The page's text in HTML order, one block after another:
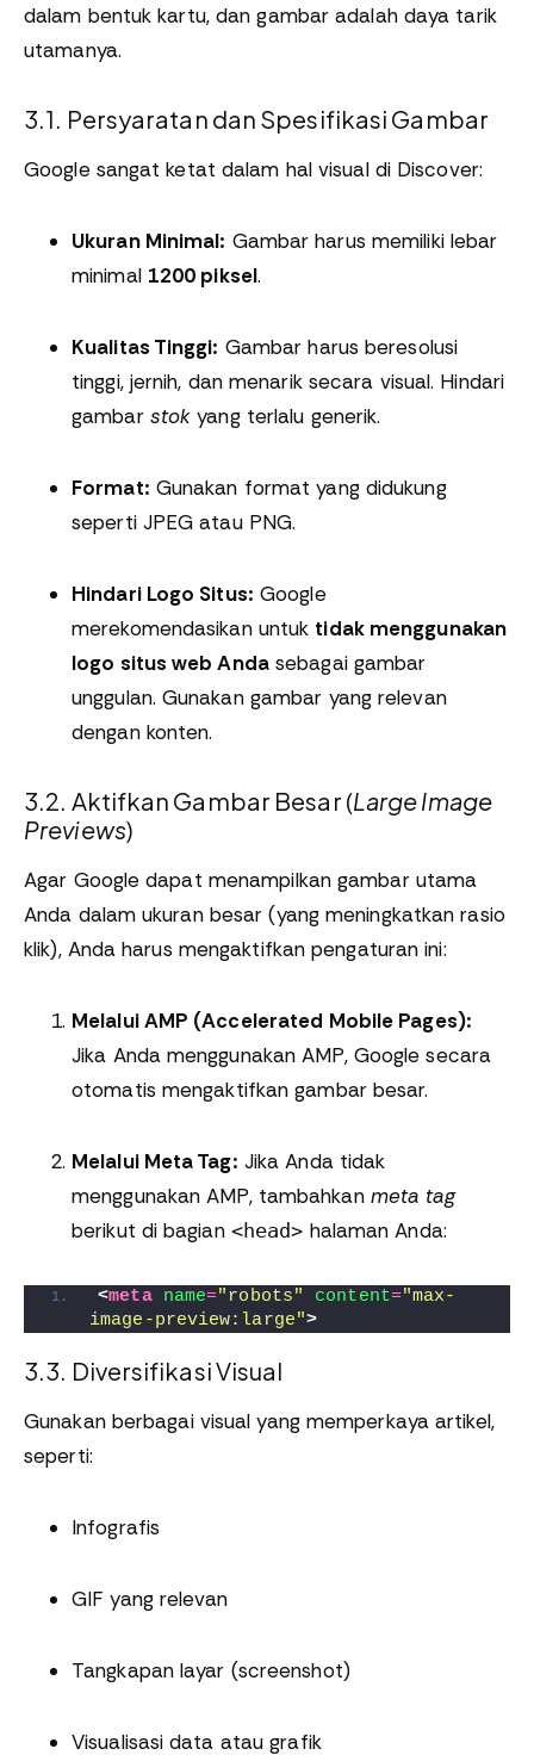
dalam bentuk kartu, dan gambar adalah daya tarik
utamanya.
3.1. Persyaratan dan Spesifikasi Gambar
Google sangat ketat dalam hal visual di Discover:
Ukuran Minimal: Gambar harus memiliki lebar
minimal 1200 piksel.
Kualitas Tinggi: Gambar harus beresolusi
tinggi, jernih, dan menarik secara visual. Hindari
gambar stok yang terlalu generik.
Format: Gunakan format yang didukung
seperti JPEG atau PNG.
Hindari Logo Situs: Google
merekomendasikan untuk tidak menggunakan
logo situs web Andasebagai gambar
unggulan. Gunakan gambar yang relevan
dengan konten.
3.2. Aktifkan Gambar Besar (Large Image
Previews)
Agar Google dapat menampilkan gambar utama
Anda dalam ukuran besar (yang meningkatkan rasio
klik), Anda harus mengaktifkan pengaturan ini:
Melalui AMP (Accelerated Mobile Pages):
Jika Anda menggunakan AMP, Google secara
otomatis mengaktifkan gambar besar.
Melalui Meta Tag: Jika Anda tidak
menggunakan AMP, tambahkan meta tag
berikut di bagian <head> halaman Anda:
<meta name="robots" content="max-
image-preview:large">
3.3. Diversifikasi Visual
Gunakan berbagai visual yang memperkaya artikel,
seperti:
Infografis
GIF yang relevan
Tangkapan layar (screenshot)
Visualisasi data atau grafik